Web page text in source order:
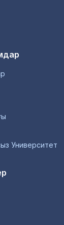
Университет